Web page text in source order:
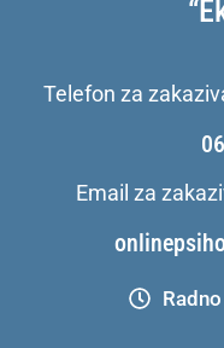
Telefon za
Email za